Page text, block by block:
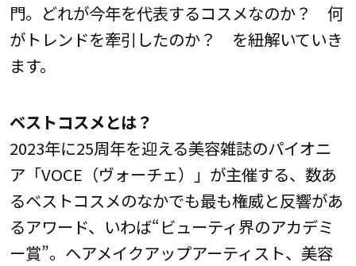
門。どれが今年を代表するコスメなのか？ 何
がトレンドを牽引したのか？ を紐解いていき
ます。
ベストコスメとは？
2023年に25周年を迎える美容雑誌のパイオニ
ア「VOCE（ヴォーチェ）」が主催する、数あ
るベストコスメのなかでも最も権威と反響があ
るアワード、いわば“ビューティ界のアカデミ
ー賞”。ヘアメイクアップアーティスト、美容